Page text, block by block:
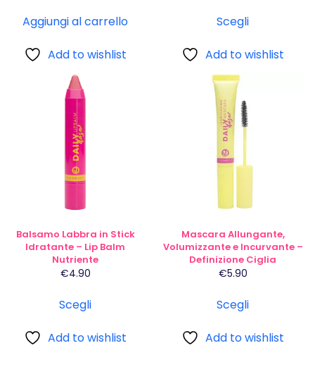
Aggiungi al carrello
Add to wishlist
Scegli
Add to wishlist
Balsamo Labbra in Stick
Idratante – Lip Balm
Nutriente
€4.90
Scegli
scelte
nella
Add to wishlist
Mascara Allungante,
Volumizzante e Incurvante –
Definizione Ciglia
€5.90
Scegli
scelte
nella
pagina
Add to wishlist